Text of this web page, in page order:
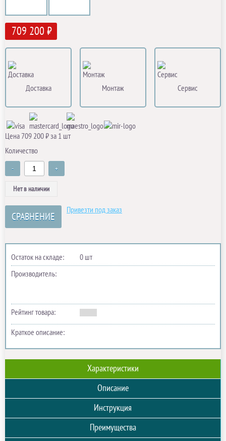
709 200 ₽
Доставка Монтаж Сервис
Цена 709 200 ₽ за 1 шт
Количество
- +
Нет в наличии
СРАВНЕНИЕ
Привезти под заказ
Остаток на складе:
0 шт
Производитель:
Рейтинг товара:
Краткое описание:
Характеристики
Описание
Инструкция
Преимущества